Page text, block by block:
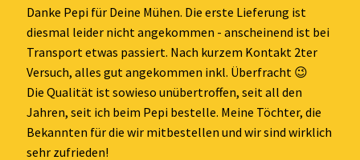
Danke Pepi für Deine Mühen. Die erste Lieferung ist
diesmal leider nicht angekommen - anscheinend ist bei
Transport etwas passiert. Nach kurzem Kontakt 2ter
Versuch, alles gut angekommen inkl. Überfracht 😉
Die Qualität ist sowieso unübertroffen, seit all den
Jahren, seit ich beim Pepi bestelle. Meine Töchter, die
Bekannten für die wir mitbestellen und wir sind wirklich
sehr zufrieden!